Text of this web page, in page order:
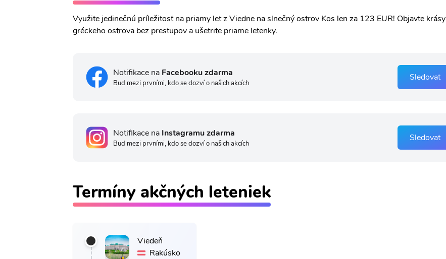
Využite jedinečnú príležitosť na priamy let z Viedne na slnečný ostrov Kos len za 123 EUR! Objavte krásy
gréckeho ostrova bez prestupov a ušetrite priame letenky.
Notifikace na Facebooku zdarma
Buď mezi prvními, kdo se dozví o našich akcích
Sledovat
Notifikace na Instagramu zdarma
Buď mezi prvními, kdo se dozví o našich akcích
Sledovat
Termíny akčných leteniek
Viedeň
Rakúsko